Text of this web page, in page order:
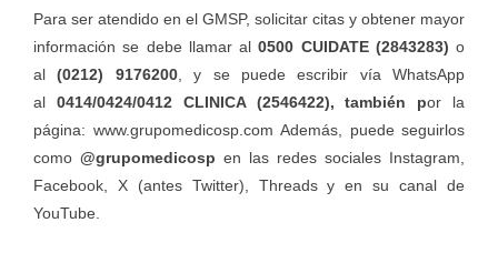
Para ser atendido en el GMSP, solicitar citas y obtener mayor
información se debe llamar al0500 CUIDATE (2843283) o
al(0212) 9176200, y se puede escribir vía WhatsApp
al 0414/0424/0412 CLINICA (2546422), también por la
página: www.grupomedicosp.com Además, puede seguirlos
como @grupomedicosp en las redes sociales Instagram,
Facebook, X (antes Twitter), Threads y en su canal de
YouTube.